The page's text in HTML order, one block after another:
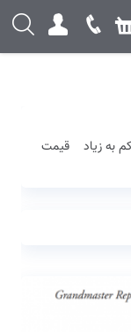
به زیاد
قیمت